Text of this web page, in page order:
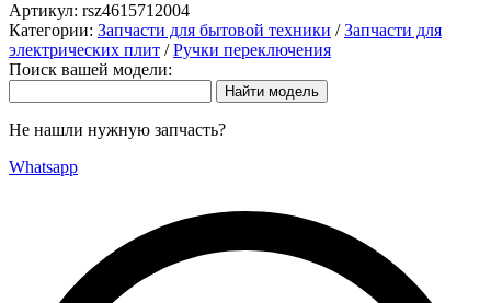
Артикул: rsz4615712004
Категории: Запчасти для бытовой техники /Запчасти для
электрических плит /Ручки переключения
Поиск вашей модели:
Не нашли нужную запчасть?
Whatsapp